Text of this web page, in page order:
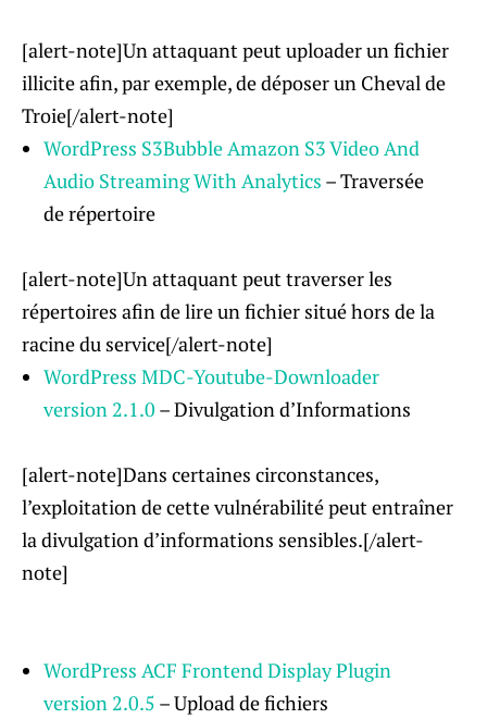
[alert-note]Un attaquant peut uploader un fichier
illicite afin, par exemple, de déposer un Cheval de
Troie[/alert-note]
WordPress S3Bubble Amazon S3 Video And
Audio Streaming With Analytics – Traversée
de répertoire
[alert-note]Un attaquant peut traverser les
répertoires afin de lire un fichier situé hors de la
racine du service[/alert-note]
WordPress MDC-Youtube-Downloader
version 2.1.0 – Divulgation d’Informations
[alert-note]Dans certaines circonstances,
l’exploitation de cette vulnérabilité peut entraîner
la divulgation d’informations sensibles.[/alert-
note]
WordPress ACF Frontend Display Plugin
version 2.0.5 – Upload de fichiers